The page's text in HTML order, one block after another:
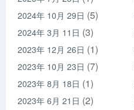
2024年 10月 29日 (5)
2024年 3月 11日 (3)
2023年 12月 26日 (1)
2023年 10月 23日 (7)
2023年 8月 18日 (1)
2023年 6月 21日 (2)